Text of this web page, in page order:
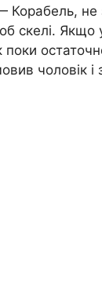
не
скелі.
поки
чоловік і